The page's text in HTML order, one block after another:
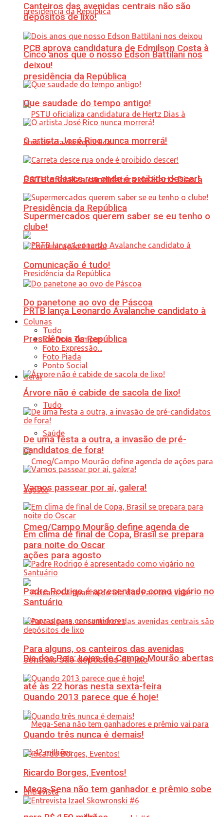
PCB aprova candidatura de Edmilson Costa à
presidência da República
PSTU oficializa candidatura de Hertz Dias à
Presidência da República
PRTB lança Leonardo Avalanche candidato à
Presidência da República
Geral
Tudo
Saúde
Cmeg/Campo Mourão define agenda de
ações para agosto
Dia dos Pais: Lojas de Campo Mourão abertas
até às 22 horas nesta sexta-feira
Mega-Sena não tem ganhador e prêmio sobe
Canteiros das avenidas centrais não são
depósitos de lixo!
Cinco anos que o nosso Edson Battilani nos
deixou!
Que saudade do tempo antigo!
O artista José Rico nunca morrerá!
Carreta desce rua onde é proibido descer!
Supermercados querem saber se eu tenho o
clube!
Comunicação é tudo!
Do panetone ao ovo de Páscoa
Colunas
Tudo
Em Dois Tempos
Foto Expressão...
Foto Piada
Ponto Social
Árvore não é cabide de sacola de lixo!
De uma festa a outra, a invasão de pré-
candidatos de fora!
Vamos passear por aí, galera!
Em clima de final de Copa, Brasil se prepara
para noite do Oscar
Padre Rodrigo é apresentado como vigário no
Santuário
Para alguns, os canteiros das avenidas
centrais são depósitos de lixo
Quando 2013 parece que é hoje!
Quando três nunca é demais!
Ricardo Borges, Eventos!
Entrevista